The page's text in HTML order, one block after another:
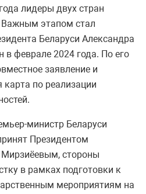
лидеры двух стран
Важным этапом стал
Беларуси Александра
в феврале 2024 года. По его
заявление и
по реализации
министр Беларуси
Президентом
стороны
в рамках подготовки к
мероприятиям на